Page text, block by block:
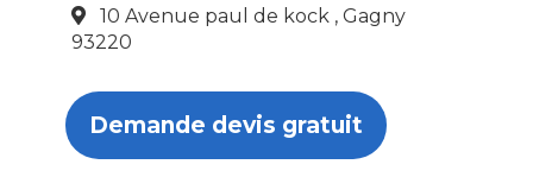
10 Avenue paul de kock , Gagny
93220
Demande devis gratuit